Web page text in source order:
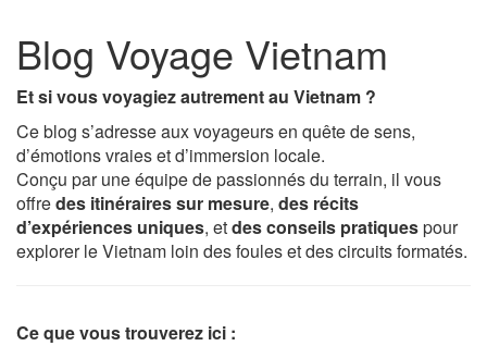
Blog Voyage Vietnam
Et si vous voyagiez autrement au Vietnam ?
Ce blog s’adresse aux voyageurs en quête de sens,
d’émotions vraies et d’immersion locale.
Conçu par une équipe de passionnés du terrain, il vous
offredes itinéraires sur mesure, des récits
d’expériences uniques, etdes conseils pratiquespour
explorer le Vietnam loin des foules et des circuits formatés.
Ce que vous trouverez ici :